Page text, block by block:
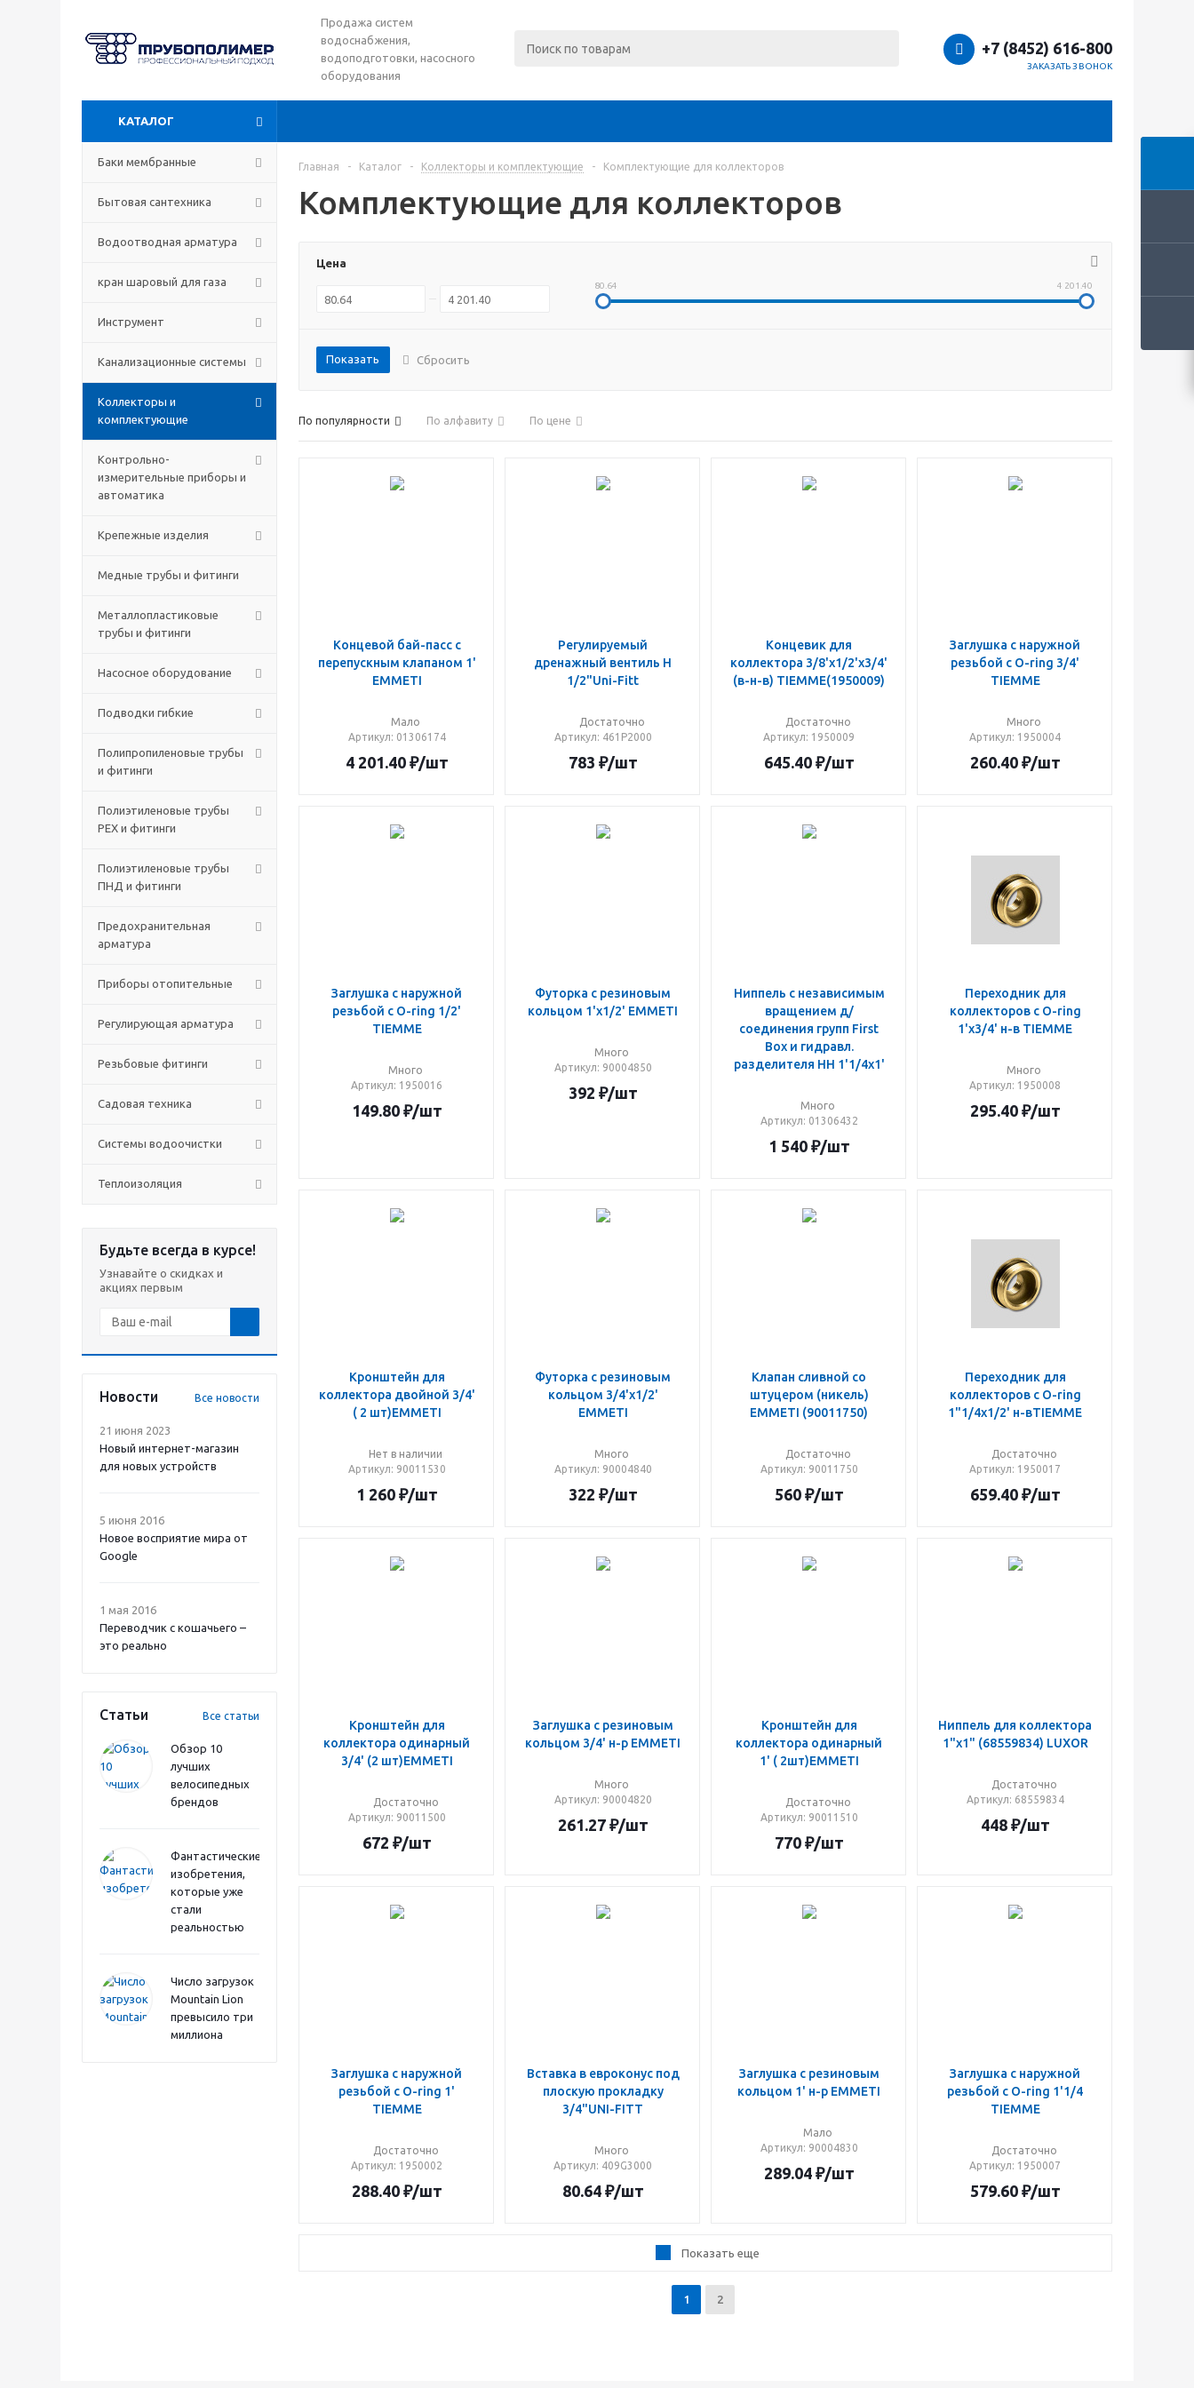
Продажа систем
водоснабжения,
водоподготовки, насосного
оборудования
+7 (8452) 616-800
ЗАКАЗАТЬ ЗВОНОК
КАТАЛОГ
Баки мембранные
Бытовая сантехника
Водоотводная арматура
кран шаровый для газа
Инструмент
Канализационные системы
Коллекторы и
комплектующие
Контрольно-
измерительные приборы и
автоматика
Крепежные изделия
Медные трубы и фитинги
Металлопластиковые
трубы и фитинги
Насосное оборудование
Подводки гибкие
Полипропиленовые трубы
и фитинги
Полиэтиленовые трубы
PEX и фитинги
Полиэтиленовые трубы
ПНД и фитинги
Предохранительная
арматура
Приборы отопительные
Регулирующая арматура
Резьбовые фитинги
Садовая техника
Системы водоочистки
Теплоизоляция
Будьте всегда в курсе!
Узнавайте о скидках и
акциях первым
Новости Все новости
21 июня 2023
Новый интернет-магазин
для новых устройств
5 июня 2016
Новое восприятие мира от
Google
1 мая 2016
Переводчик с кошачьего –
это реально
Статьи Все статьи
Обзор 10
лучших
велосипедных
брендов
Фантастические
изобретения,
которые уже
стали
реальностью
Число загрузок
Mountain Lion
превысило три
миллиона
Главная - Каталог - Коллекторы и комплектующие - Комплектующие для коллекторов
Комплектующие для коллекторов
Цена
80.64 4 201.40
Показать Сбросить
По популярности По алфавиту По цене
Концевой бай-пасс с
перепускным клапаном 1'
EMMETI
Мало
Артикул: 01306174
4 201.40₽/шт
Регулируемый
дренажный вентиль Н
1/2"Uni-Fitt
Достаточно
Артикул: 461P2000
783 ₽/шт
Концевик для
коллектора 3/8'x1/2'x3/4'
(в-н-в) TIEMME(1950009)
Достаточно
Артикул: 1950009
645.40₽/шт
Заглушкa с наружной
резьбой с O-ring 3/4'
TIEMME
Много
Артикул: 1950004
260.40₽/шт
Заглушкa с наружной
резьбой с O-ring 1/2'
TIEMME
Много
Артикул: 1950016
149.80₽/шт
Футорка с резиновым
кольцом 1'x1/2' EMMETI
Много
Артикул: 90004850
392 ₽/шт
Ниппель с независимым
вращением д/
соединения групп First
Box и гидравл.
разделителя НН 1'1/4х1'
Много
Артикул: 01306432
1 540₽/шт
Переходник для
коллекторов с O-ring
1'x3/4' н-в TIEMME
Много
Артикул: 1950008
295.40₽/шт
Кронштейн для
коллектора двойной 3/4'
( 2 шт)EMMETI
Нет в наличии
Артикул: 90011530
1 260₽/шт
Футорка с резиновым
кольцом 3/4'x1/2'
EMMETI
Много
Артикул: 90004840
322 ₽/шт
Клапан сливной со
штуцером (никель)
EMMETI (90011750)
Достаточно
Артикул: 90011750
560₽/шт
Переходник для
коллекторов с O-ring
1"1/4x1/2' н-вTIEMME
Достаточно
Артикул: 1950017
659.40₽/шт
Кронштейн для
коллектора одинарный
3/4' (2 шт)EMMETI
Достаточно
Артикул: 90011500
672 ₽/шт
Зaглушкa с резиновым
кольцом 3/4' н-р EMMETI
Много
Артикул: 90004820
261.27₽/шт
Кронштейн для
коллектора одинарный
1' ( 2шт)EMMETI
Достаточно
Артикул: 90011510
770₽/шт
Ниппель для коллектора
1"х1" (68559834) LUXOR
Достаточно
Артикул: 68559834
448₽/шт
Заглушка с наружной
резьбой с O-ring 1'
TIEMME
Достаточно
Артикул: 1950002
288.40₽/шт
Вставка в евроконус под
плоскую прокладку
3/4"UNI-FITT
Много
Артикул: 409G3000
80.64₽/шт
Зaглушка с резиновым
кольцом 1' н-р EMMETI
Мало
Артикул: 90004830
289.04₽/шт
Заглушка с наружной
резьбой с O-ring 1'1/4
TIEMME
Достаточно
Артикул: 1950007
579.60₽/шт
Показать еще
1 2